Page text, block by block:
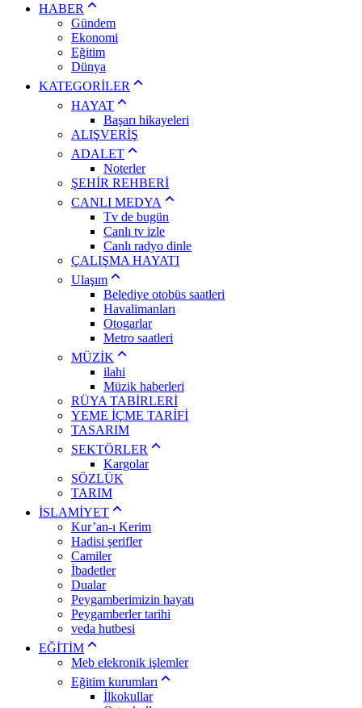
HABER
Gündem
Ekonomi
Eğitim
Dünya
KATEGORİLER
HAYAT
Başarı hikayeleri
ALIŞVERİŞ
ADALET
Noterler
ŞEHİR REHBERİ
CANLI MEDYA
Tv de bugün
Canlı tv izle
Canlı radyo dinle
ÇALIŞMA HAYATI
Ulaşım
Belediye otobüs saatleri
Havalimanları
Otogarlar
Metro saatleri
MÜZİK
ilahi
Müzik haberleri
RÜYA TABİRLERİ
YEME İÇME TARİFİ
TASARIM
SEKTÖRLER
Kargolar
SÖZLÜK
TARIM
İSLAMİYET
Kur’an-ı Kerim
Hadisi şerifler
Camiler
İbadetler
Dualar
Peygamberimizin hayatı
Peygamberler tarihi
veda hutbesi
EĞİTİM
Meb elekronik işlemler
Eğitim kurumları
İlkokullar